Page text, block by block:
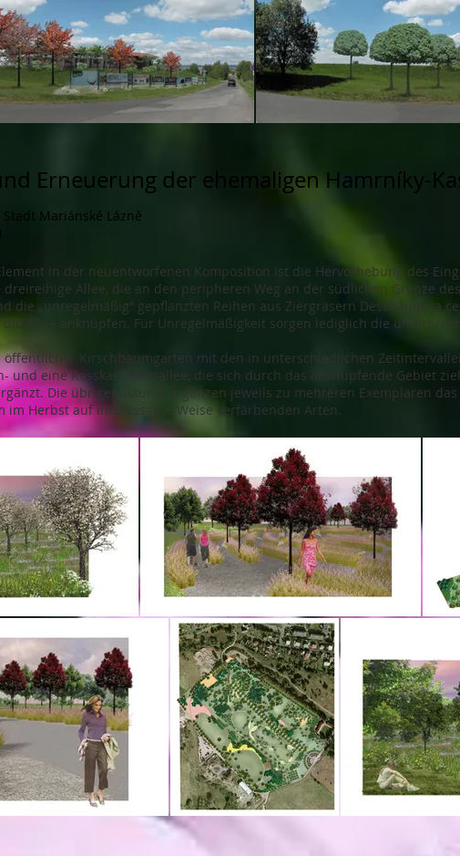
Erneuerung der ehemaligen Hamrníky-
Stadt Mariánské Lázně
in der neuentworfenen Komposition ist die Hervorhebung des
Allee, die an den peripheren Weg an der südlichen Grenze
die „unregelmäßig“ gepflanzten Reihen aus Ziergräsern Deschampsia
Allee anknüpfen. Für Unregelmäßigkeit sorgen lediglich die
öffentlicher Kirschbaumgarten mit den in unterschiedlichen
und eine Rosskastanienallee, die sich durch das anknüpfende Gebiet
Die übrigen Bäume ergänzen jeweils zu mehreren Exemplaren
im Herbst auf interessante Weise verfärbenden Arten.